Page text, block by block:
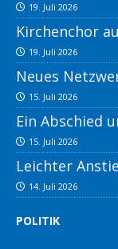
19. Juli 2026
Kirchenchor
19. Juli 2026
Neues
15. Juli 2026
Ein Abschied
15. Juli 2026
Leichter
14. Juli 2026
POLITIK